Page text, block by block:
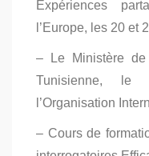
Expériences
l’Europe, les 20 et
– Le Ministère
Tunisienne, le
l’Organisation
– Cours de